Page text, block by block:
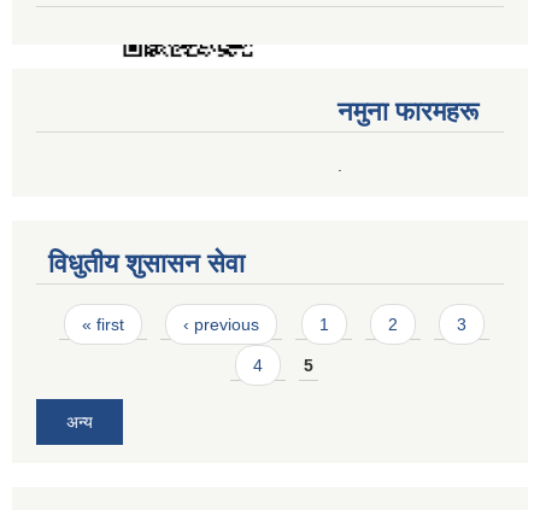
नमुना फारमहरू
.
विधुतीय शुसासन सेवा
Pages
« first ‹ previous 1 2 3
4 5
अन्य